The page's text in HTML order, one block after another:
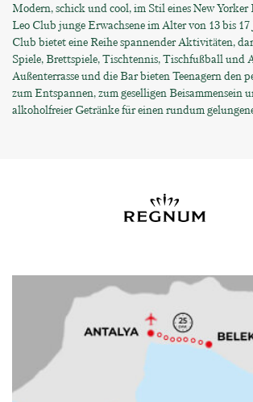
Modern, schick und cool, im Stil eines New
Leo Club junge Erwachsene im Alter von 13 bis
Club bietet eine Reihe spannender Aktivitäten,
Spiele, Brettspiele, Tischtennis, Tischfußball und
Außenterrasse und die Bar bieten Teenagern den
zum Entspannen, zum geselligen Beisammensein
alkoholfreier Getränke für einen rundum